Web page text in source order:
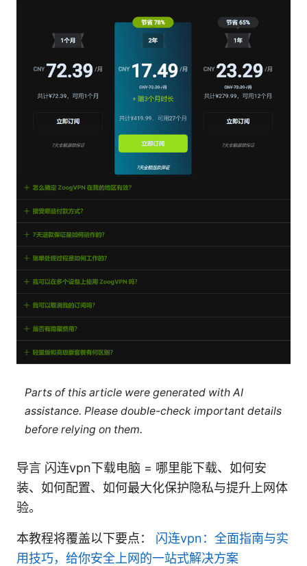
Parts of this article were generated with AI
assistance. Please double-check important details
before relying on them.
导言 闪连vpn下载电脑 = 哪里能下载、如何安
装、如何配置、如何最大化保护隐私与提升上网体
验。
本教程将覆盖以下要点： 闪连vpn：全面指南与实
用技巧，给你安全上网的一站式解决方案